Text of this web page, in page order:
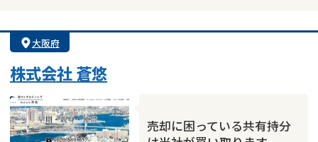
大阪府
株式会社 蒼悠
売却に困っている共有持分